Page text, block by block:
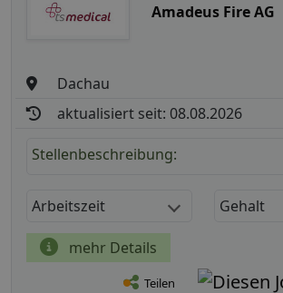
Amadeus Fire AG
Dachau
aktualisiert seit: 08.08.2026
Stellenbeschreibung:
Arbeitszeit Gehalt
mehr Details
Teilen